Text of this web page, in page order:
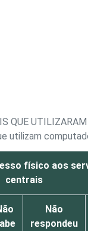
QUE
utilizam
físico aos
centrais
Não
respondeu